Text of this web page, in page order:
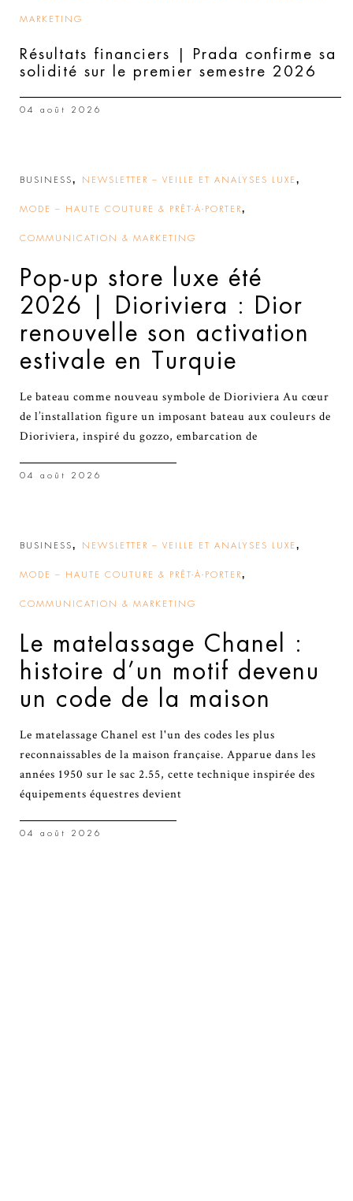
MARKETING
Résultats financiers | Prada confirme sa
solidité sur le premier semestre 2026
04 août 2026
BUSINESS, NEWSLETTER – VEILLE ET ANALYSES LUXE ,
MODE – HAUTE COUTURE & PRÊT-À-PORTER,
COMMUNICATION & MARKETING
Pop-up store luxe été
2026 | Dioriviera : Dior
renouvelle son activation
estivale en Turquie
Le bateau comme nouveau symbole de Dioriviera Au cœur
de l’installation figure un imposant bateau aux couleurs de
Dioriviera, inspiré du gozzo, embarcation de
04 août 2026
BUSINESS, NEWSLETTER – VEILLE ET ANALYSES LUXE ,
MODE – HAUTE COUTURE & PRÊT-À-PORTER,
COMMUNICATION & MARKETING
Le matelassage Chanel :
histoire d’un motif devenu
un code de la maison
Le matelassage Chanel est l'un des codes les plus
reconnaissables de la maison française. Apparue dans les
années 1950 sur le sac 2.55, cette technique inspirée des
équipements équestres devient
04 août 2026